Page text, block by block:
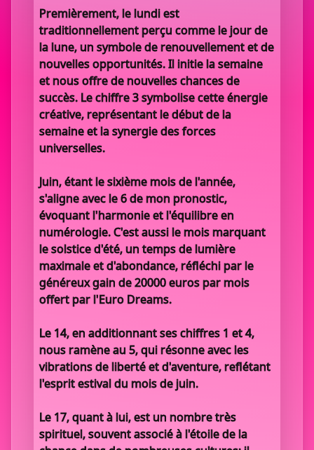
Premièrement, le lundi est
traditionnellement perçu comme le jour de
la lune, un symbole de renouvellement et de
nouvelles opportunités. Il initie la semaine
et nous offre de nouvelles chances de
succès. Le chiffre 3 symbolise cette énergie
créative, représentant le début de la
semaine et la synergie des forces
universelles.
Juin, étant le sixième mois de l'année,
s'aligne avec le 6 de mon pronostic,
évoquant l'harmonie et l'équilibre en
numérologie. C'est aussi le mois marquant
le solstice d'été, un temps de lumière
maximale et d'abondance, réfléchi par le
généreux gain de 20000 euros par mois
offert par l'Euro Dreams.
Le 14, en additionnant ses chiffres 1 et 4,
nous ramène au 5, qui résonne avec les
vibrations de liberté et d'aventure, reflétant
l'esprit estival du mois de juin.
Le 17, quant à lui, est un nombre très
spirituel, souvent associé à l'étoile de la